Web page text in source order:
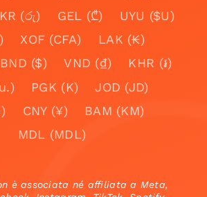
(රු) GEL (₾)
UYU ($U)
XOF (CFA)
LAK (₭)
BND ($) VND (₫)
KHR (៛)
PGK (K)
JOD (JD)
AFN (؋)
CNY (¥)
BAM (KM)
MDL (MDL)
è associata né affiliata a Meta,